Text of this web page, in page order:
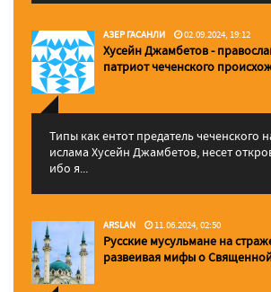
АЗЕР ГАСАНЛИ 02.09.2024, 19:12
Хусейн Джамбетов -
патриот чеченского
Типы как ентот предатель чеченского
ислама Хусейн Джамбетов, несет
ибо я...
ARSLAN 11.06.2024, 02:50
Русские мусульмане на
pазвеивая мифы о